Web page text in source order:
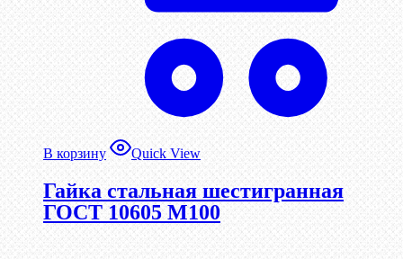
В корзину Quick View
Гайка стальная шестигранная
ГОСТ 10605 М100